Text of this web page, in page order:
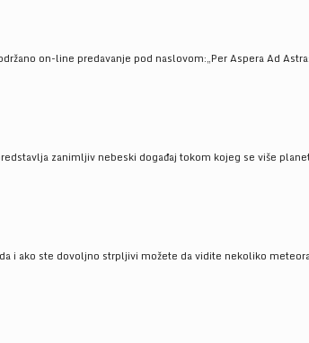
on-line predavanje pod naslovom:„Per Aspera Ad
zanimljiv nebeski događaj tokom kojeg se više
i ako ste dovoljno strpljivi možete da vidite nekoliko